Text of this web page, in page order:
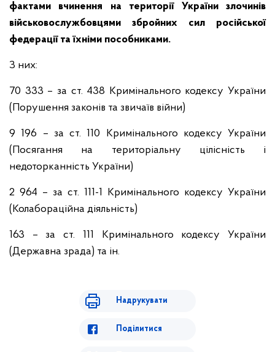
фактами вчинення на території України злочинів
військовослужбовцями збройних сил російської
федерації та їхніми пособниками.
З них:
70 333 – за ст. 438 Кримінального кодексу України
(Порушення законів та звичаїв війни)
9 196 – за ст. 110 Кримінального кодексу України
(Посягання на територіальну цілісність і
недоторканність України)
2 964 – за ст. 111-1 Кримінального кодексу України
(Колабораційна діяльність)
163 – за ст. 111 Кримінального кодексу України
(Державна зрада) та ін.
Надрукувати
Поділитися